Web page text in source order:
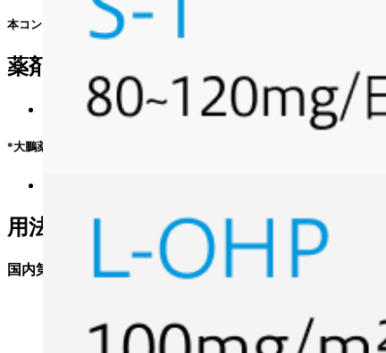
本コンテンツは特定の治療法を推奨するものではありません｡ 個々の患
薬剤情報
ティーエスワン® (添付文書¹⁾/適正使用情報²⁾*)
*大鵬薬品工業株式会社の外部サイトへ遷移します
用法用量
国内第Ⅱ相試験⁴⁾のプロトコル